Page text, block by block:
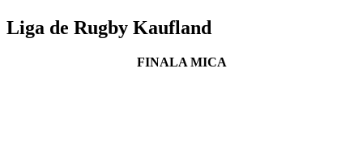
Liga de Rugby Kaufland
FINALA MICA